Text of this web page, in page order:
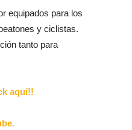
equipados para los
y ciclistas.
tanto para
aquí!!